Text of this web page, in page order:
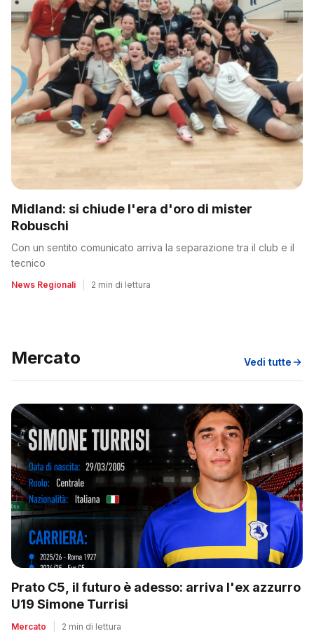
Midland: si chiude l'era d'oro di mister
Robuschi
Con un sentito comunicato arriva la separazione tra il club e il
tecnico
News Regionali 2 min di lettura
Mercato Vedi tutte
Prato C5, il futuro è adesso: arriva l'ex azzurro
U19 Simone Turrisi
Mercato 2 min di lettura